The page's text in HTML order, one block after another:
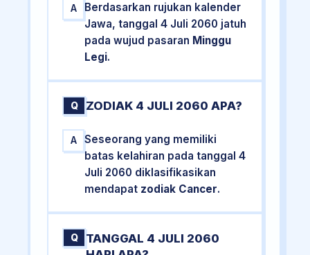
A
Berdasarkan rujukan kalender
Jawa, tanggal 4 Juli 2060 jatuh
pada wujud pasaran Minggu
Legi.
Q ZODIAK 4 JULI 2060 APA?
A
Seseorang yang memiliki
batas kelahiran pada tanggal 4
Juli 2060 diklasifikasikan
mendapat zodiak Cancer.
Q
TANGGAL 4 JULI 2060